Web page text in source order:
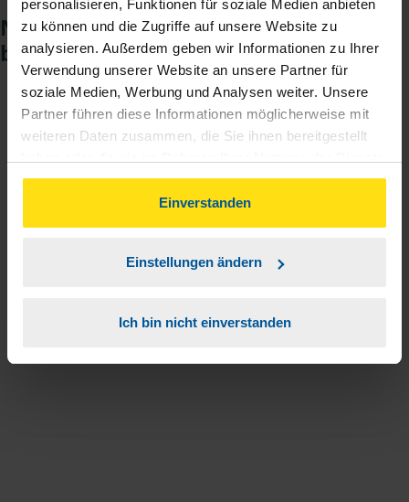
personalisieren, Funktionen für soziale Medien anbieten
zu können und die Zugriffe auf unsere Website zu
analysieren. Außerdem geben wir Informationen zu Ihrer
Verwendung unserer Website an unsere Partner für
soziale Medien, Werbung und Analysen weiter. Unsere
Partner führen diese Informationen möglicherweise mit
weiteren Daten zusammen, die Sie ihnen bereitgestellt
gesammelt haben. Indem Sie auf Einverstanden klicken,
können Sie der Verwendung von Cookies, gemäß
unserer
Einverstanden
Einstellungen ändern
Ich bin nicht einverstanden
Noch keinen Zugang? So einfach
beantragen Sie ihn.
1
Sie teilen mir mit, dass Sie MeineVLH nutzen
wollen.
Sie bekommen eine E-Mail mit Ihren Zugangsdaten
Sie erhalten von mir Ihr Einmal-Passwort.
Aktivierungslink anklicken, Einmalpasswort